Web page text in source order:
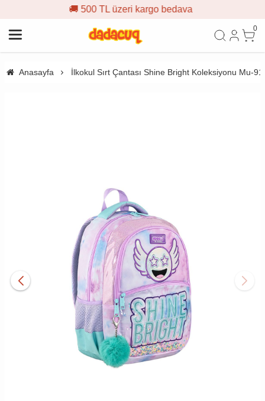
🚚 500 TL üzeri kargo bedava
0
Anasayfa İlkokul Sırt Çantası Shine Bright Koleksiyonu Mu-